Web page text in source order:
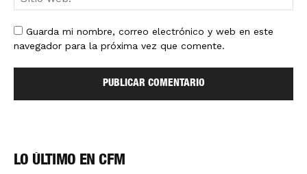
Guarda mi nombre, correo electrónico y web en este
navegador para la próxima vez que comente.
LO ÚLTIMO EN CFM